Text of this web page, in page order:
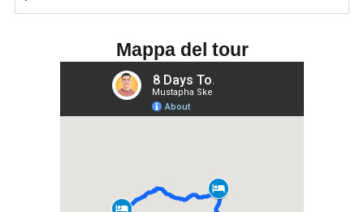
Mappa del tour